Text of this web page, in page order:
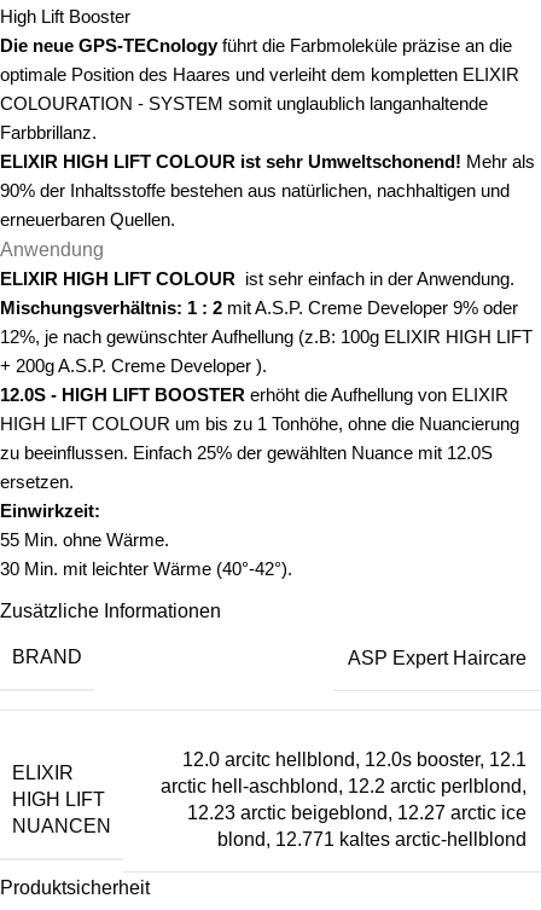
High Lift Booster
Die neue GPS-TECnologyführt die Farbmoleküle präzise an die
optimale Position des Haares und verleiht dem kompletten ELIXIR
COLOURATION - SYSTEM somit unglaublich langanhaltende
Farbbrillanz.
ELIXIR HIGH LIFT COLOUR ist sehr Umweltschonend! Mehr als
90% der Inhaltsstoffe bestehen aus natürlichen, nachhaltigen und
erneuerbaren Quellen.
Anwendung
ELIXIR HIGH LIFT COLOUR ist sehr einfach in der Anwendung.
Mischungsverhältnis: 1 : 2 mit A.S.P. Creme Developer 9% oder
12%, je nach gewünschter Aufhellung (z.B: 100g ELIXIR HIGH LIFT
+ 200g A.S.P. Creme Developer ).
12.0S - HIGH LIFT BOOSTER erhöht die Aufhellung von ELIXIR
HIGH LIFT COLOUR um bis zu 1 Tonhöhe, ohne die Nuancierung
zu beeinflussen. Einfach 25% der gewählten Nuance mit 12.0S
ersetzen.
Einwirkzeit:
55 Min. ohne Wärme.
30 Min. mit leichter Wärme (40°-42°).
Zusätzliche Informationen
BRAND ASP Expert Haircare
ELIXIR
HIGH LIFT
NUANCEN
12.0 arcitc hellblond, 12.0s booster, 12.1
arctic hell-aschblond, 12.2 arctic perlblond,
12.23 arctic beigeblond, 12.27 arctic ice
blond, 12.771 kaltes arctic-hellblond
Produktsicherheit